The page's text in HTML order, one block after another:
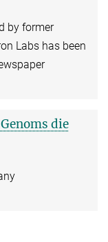
by former
Labs has been
die